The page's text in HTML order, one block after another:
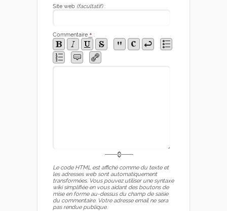
Site web (facultatif):
Commentaire * :
Le code HTML est affiché comme du texte et
les adresses web sont automatiquement
transformées. Vous pouvez utiliser une syntaxe
wiki simplifiée en vous aidant des boutons de
mise en forme au-dessus du champ de saisie
du commentaire. Votre adresse email ne sera
pas rendue publique.